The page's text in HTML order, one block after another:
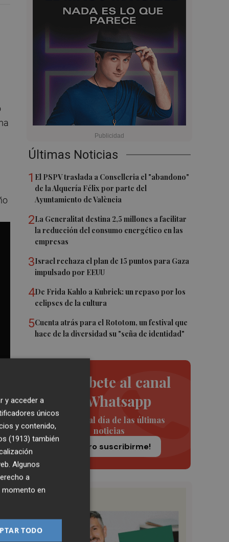
Últimas Noticias
1 El PSPV traslada a Conselleria el "abandono"
de la Alquería Félix por parte del
Ayuntamiento de València
2La Generalitat destina 2,5 millones a facilitar
la reducción del consumo energético en las
empresas
3Israel rechaza el plan de 15 puntos para Gaza
impulsado por EEUU
4De Frida Kahlo a Kubrick: un repaso por los
eclipses de la cultura
5Cuenta atrás para el Rototom, un festival que
hace de la diversidad su "seña de identidad"
Suscríbete al canal
de Whatsapp
Siempre al día de las últimas
noticias
¡Quiero suscribirme!
y acceder a
únicos
y contenido,
(1913) también
Algunos
a
momento en
TODO